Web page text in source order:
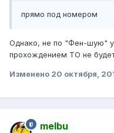
прямо под номером
Однако, не по "Фен-шую"
прохождением ТО не
Изменено 20 октября,
melbu